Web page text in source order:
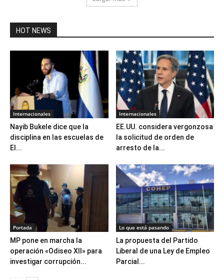
HOT NEWS
Internacionales
Nayib Bukele dice que la
disciplina en las escuelas de
El...
Internacionales
EE.UU. considera vergonzosa
la solicitud de orden de
arresto de la...
Portada
MP pone en marcha la
operación «Odiseo XII» para
investigar corrupción...
Lo que está pasando
La propuesta del Partido
Liberal de una Ley de Empleo
Parcial...